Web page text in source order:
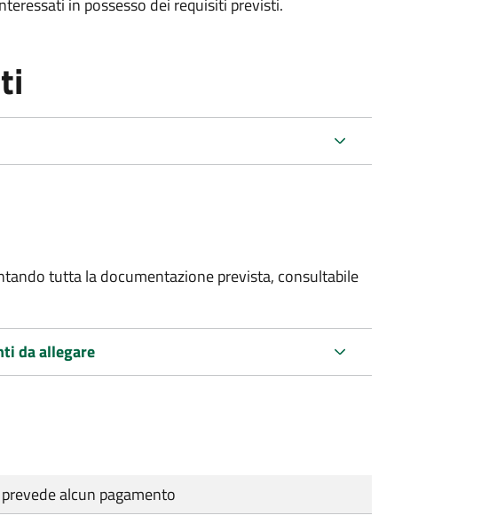
in possesso dei requisiti previsti.
tutta la documentazione prevista, consultabile
da allegare
alcun pagamento